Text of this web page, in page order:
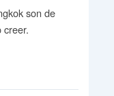
son de
creer.